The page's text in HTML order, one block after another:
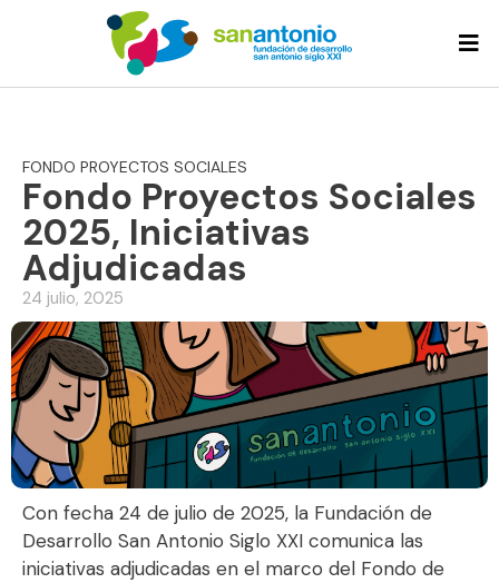
FONDO PROYECTOS SOCIALES
Fondo Proyectos Sociales
2025, Iniciativas
Adjudicadas
24 julio, 2025
Con fecha 24 de julio de 2025, la Fundación de
Desarrollo San Antonio Siglo XXI comunica las
iniciativas adjudicadas en el marco del Fondo de